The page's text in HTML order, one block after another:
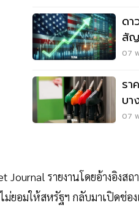
ดา
สั
สั
07
รา
บา
07
รายงานโดยอ้างอิงส
ม่ยอมให้สหรัฐฯ กลับมาเปิดช่อ